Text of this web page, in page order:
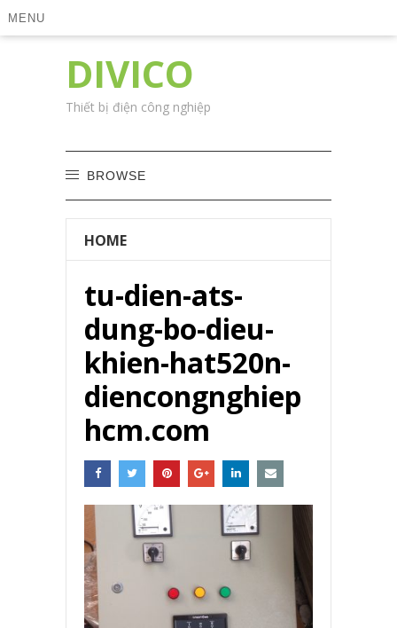
MENU
DIVICO
Thiết bị điện công nghiệp
BROWSE
HOME
tu-dien-ats-
dung-bo-dieu-
khien-hat520n-
diencongnghiep
hcm.com